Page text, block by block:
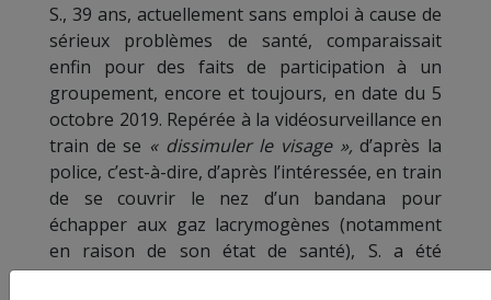
S., 39 ans, actuellement sans emploi à cause de
sérieux problèmes de santé, comparaissait
enfin pour des faits de participation à un
groupement, encore et toujours, en date du 5
octobre 2019. Repérée à la vidéosurveillance en
train de se « dissimuler le visage », d’après la
police, c’est-à-dire, d’après l’intéressée, en train
de se couvrir le nez d’un bandana pour
échapper aux gaz lacrymogènes (notamment
en raison de son état de santé), S. a été
interpellée en possession d’œufs avariés qu’elle